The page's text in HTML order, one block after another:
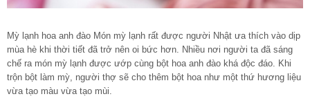
Mỳ lạnh hoa anh đào Món mỳ lạnh rất được người Nhật ưa thích vào dịp
mùa hè khi thời tiết đã trở nên oi bức hơn. Nhiều nơi người ta đã sáng
chế ra món mỳ lạnh được ướp cùng bột hoa anh đào khá độc đáo. Khi
trộn bột làm mỳ, người thợ sẽ cho thêm bột hoa như một thứ hương liệu
vừa tạo màu vừa tạo mùi.